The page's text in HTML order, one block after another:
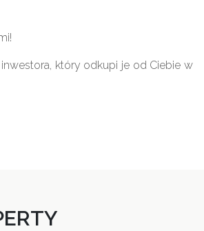
który odkupi je od Ciebie w